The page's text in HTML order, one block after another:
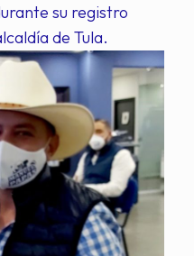
su registro
de Tula.